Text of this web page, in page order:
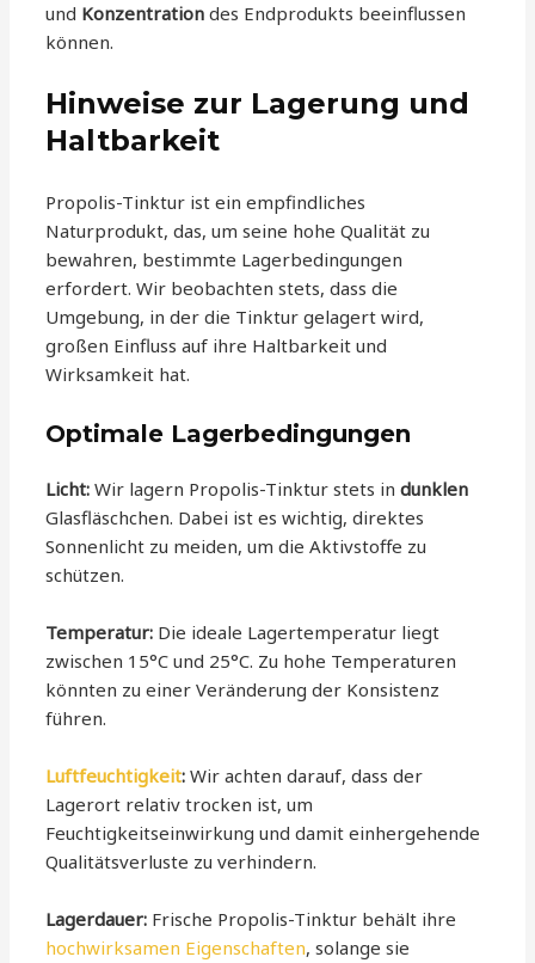
und Konzentration des Endprodukts beeinflussen
können.
Hinweise zur Lagerung und
Haltbarkeit
Propolis-Tinktur ist ein empfindliches
Naturprodukt, das, um seine hohe Qualität zu
bewahren, bestimmte Lagerbedingungen
erfordert. Wir beobachten stets, dass die
Umgebung, in der die Tinktur gelagert wird,
großen Einfluss auf ihre Haltbarkeit und
Wirksamkeit hat.
Optimale Lagerbedingungen
Licht: Wir lagern Propolis-Tinktur stets indunklen
Glasfläschchen. Dabei ist es wichtig, direktes
Sonnenlicht zu meiden, um die Aktivstoffe zu
schützen.
Temperatur: Die ideale Lagertemperatur liegt
zwischen 15°C und 25°C. Zu hohe Temperaturen
könnten zu einer Veränderung der Konsistenz
führen.
Luftfeuchtigkeit: Wir achten darauf, dass der
Lagerort relativ trocken ist, um
Feuchtigkeitseinwirkung und damit einhergehende
Qualitätsverluste zu verhindern.
Lagerdauer: Frische Propolis-Tinktur behält ihre
hochwirksamen Eigenschaften, solange sie